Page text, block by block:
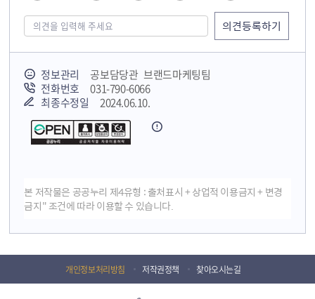
정보관리
공보담당관 브랜드마케팅팀
전화번호
031-790-6066
최종수정일
2024.06.10.
본 저작물은 공공누리 제4유형 : 출처표시 + 상업적 이용금지 + 변경
금지" 조건에 따라 이용할 수 있습니다.
개인정보처리방침 저작권정책 찾아오시는길